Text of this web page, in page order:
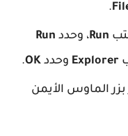
.
Run، وحدد Run
وحدد OK
.
بزر الماوس الأيمن